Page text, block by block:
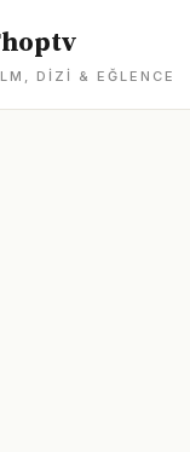
DIZI & EĞLENCE